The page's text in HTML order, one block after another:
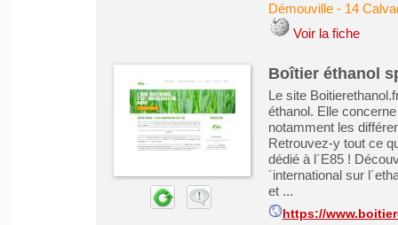
Démouville- 14
Voir la fiche
Boîtier éthanol
Le site
éthanol. Elle
notamment les
Retrouvez-y tout ce
dédié à l´E85 !
´international sur
et ...
https://